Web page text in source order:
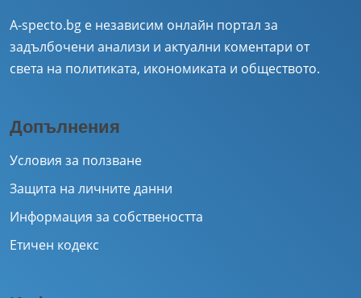
A-specto.bg е независим онлайн портал за
задълбочени анализи и актуални коментари от
света на политиката, икономиката и обществото.
Допълнения
Условия за ползване
Защита на личните данни
Информация за собствеността
Етичен кодекс